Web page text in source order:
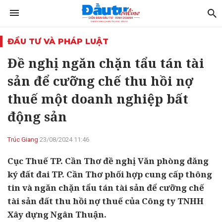
ĐẦU TƯ VÀ PHÁP LUẬT
Đề nghị ngăn chặn tẩu tán tài
sản để cưỡng chế thu hồi nợ
thuế một doanh nghiệp bất
động sản
Trúc Giang 23/08/2024 11:46
Cục Thuế TP. Cần Thơ đề nghị Văn phòng đăng
ký đất đai TP. Cần Thơ phối hợp cung cấp thông
tin và ngăn chặn tẩu tán tài sản để cưỡng chế
tài sản đất thu hồi nợ thuế của Công ty TNHH
Xây dựng Ngân Thuận.